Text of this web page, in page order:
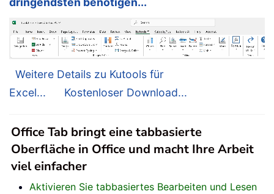
Weitere Details zu Kutools für
Excel...
Kostenloser Download...
Office Tab bringt eine tabbasierte
Oberfläche in Office und macht Ihre Arbeit
viel einfacher
Aktivieren Sie tabbasiertes Bearbeiten und Lesen